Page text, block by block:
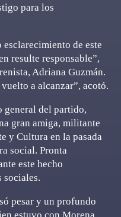
para los
de este
resulte responsable”,
Adriana Guzmán.
a alcanzar”, acotó.
general del partido,
gran amiga, militante
y Cultura en la pasada
social. Pronta
este hecho
sociales.
pesar y un profundo